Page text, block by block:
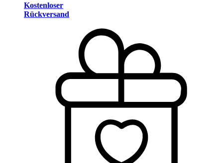
Kostenloser
Rückversand